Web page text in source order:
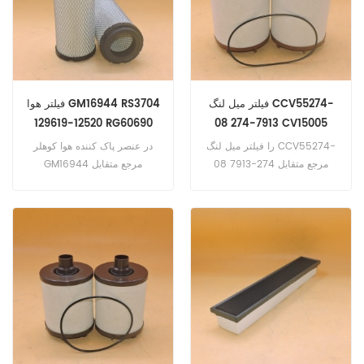
فیلتر هوا GM16944 RS3704
129619-12520 RG60690
در عنصر پاک کننده هوا کوهلر
GM16944 مرجع متقابل
(Yanmar 3TNE84-YBD
eng). SK40SR (انگلیسی
نامشخص). SK40SR (Yanmar
4TNE84 eng). SK45SR-2
(Yanmar 4TNE88 eng).
فیلتر میل لنگ CCV55274-
08 274-7913 CV15005
CV55018 SBL88017
را فیلتر میل لنگ CCV55274-
08 مرجع متقابل 274-7913